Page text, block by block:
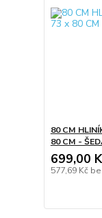
80 CM
80 CM -
699,00
577,69 Kč